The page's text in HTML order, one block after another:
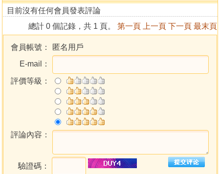
二也！地生門而合三奇之宮，若引軍從 生門而擊死，百戰百
勝，三也！不擊有五：天乙九天，擊之必被其殃 ，一與二
也！生門九地，犯之必罹其害，三與四也！值符而臨值使之
孟甲刑門難以出入，而宜隱跡；仲甲陽內宜於堅守，而
利於藏兵 ；四季甲時陰內陽外，須分主客，始決雌雄；六乙
為天德，出從而上 日奇之下，可決勝於未然之內；丙為天
威，不得丙火銷金之令，宜防 敗於不測；時臨六丁，名為玉
女潛形，如隱伏而不見其象；時臨六戊 ，號曰乘龍萬里，逢
凶徒而自滅其蹤；六己偽地戶，宜陰私而用偷劫 ；六癸為天
綱，審高下而利逃亡；六庚而出戰，咎將及於師；六辛而 行
師，禍必及於其身；六壬為天牢，而飛禍速至；六甲為時
為飛鳥跌穴，而運 作有成；乙加辛是青龍逃走，而財物廢
墜；辛加乙為白虎猖狂，而身 體毀傷；丁加癸為朱雀投江，
目前沒有任何會員發表評論
總計 0 個記錄，共 1 頁。 第一頁 上一頁 下一頁 最末頁
會員帳號：
匿名用戶
E-mail：
評價等級：
評論內容：
驗證碼：